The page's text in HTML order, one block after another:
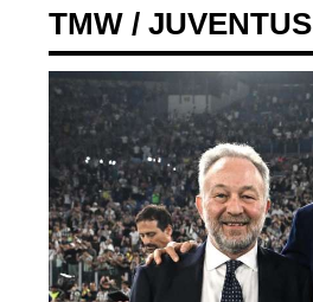
TMW / JUVENTUS